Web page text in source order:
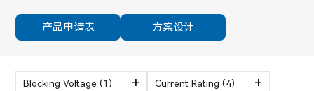
产品申请表 方案设计
Blocking Voltage(1) Current Rating(4)